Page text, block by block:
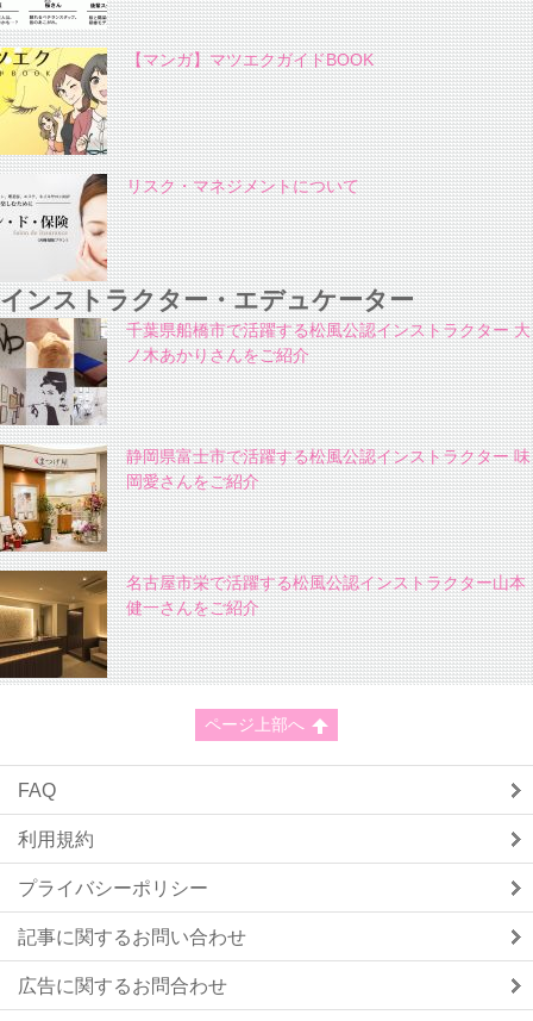
【マンガ】マツエクガイドBOOK
リスク・マネジメントについて
インストラクター・エデュケーター
千葉県船橋市で活躍する松風公認インストラクター 大
ノ木あかりさんをご紹介
静岡県富士市で活躍する松風公認インストラクター 味
岡愛さんをご紹介
名古屋市栄で活躍する松風公認インストラクター山本
健一さんをご紹介
ページ上部へ
FAQ
利用規約
プライバシーポリシー
記事に関するお問い合わせ
広告に関するお問合わせ